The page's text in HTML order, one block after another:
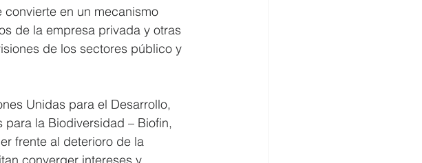
en un mecanismo
de la empresa privada y otras
de los sectores público y
Unidas para el Desarrollo,
la Biodiversidad – Biofin,
frente al deterioro de la